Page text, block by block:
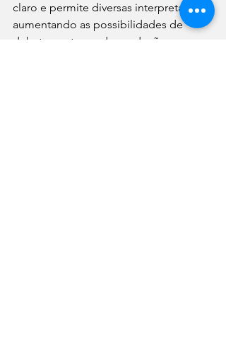
claro e permite diversas interpretações,
aumentando as possibilidades de
debate em torno da produção.